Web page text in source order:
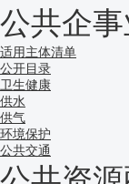
公共企
适用主体清单
公开目录
卫生健康
供水
供气
环境保护
公共交通